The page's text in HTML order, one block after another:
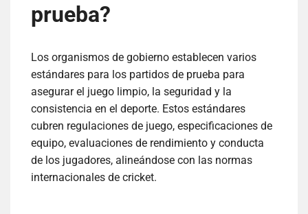
prueba?
Los organismos de gobierno establecen varios
estándares para los partidos de prueba para
asegurar el juego limpio, la seguridad y la
consistencia en el deporte. Estos estándares
cubren regulaciones de juego, especificaciones de
equipo, evaluaciones de rendimiento y conducta
de los jugadores, alineándose con las normas
internacionales de cricket.